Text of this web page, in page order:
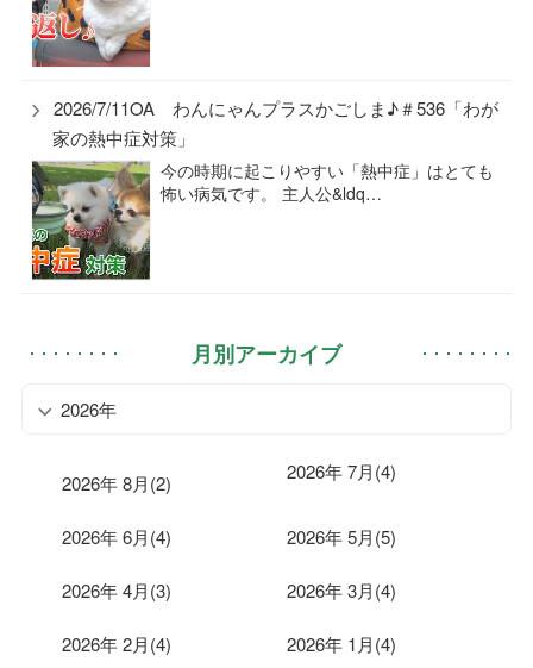
2026/7/11OA わんにゃんプラスかごしま♪＃536「わが
家の熱中症対策」
今の時期に起こりやすい「熱中症」はとても
怖い病気です。 主人公&ldq…
月別アーカイブ
2026年
2026年 8月(2) 2026年 7月(4)
2026年 6月(4) 2026年 5月(5)
2026年 4月(3) 2026年 3月(4)
2026年 2月(4) 2026年 1月(4)